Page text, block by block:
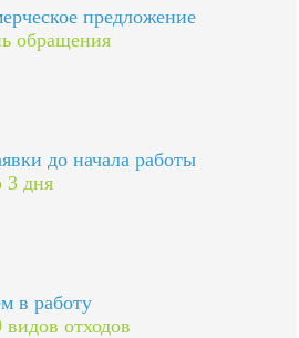
предложение
обращения
до начала работы
3 дня
в работу
видов отходов